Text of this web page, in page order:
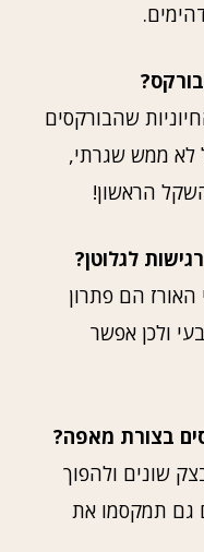
שהבורקסים
לא ממש שגרתי,
הראשון!
לגלוטן?
האורז הם פתרון
ולכן אפשר
בצורת מאפה?
שונים ולהפוך
גם תמקסמו את